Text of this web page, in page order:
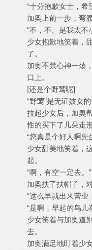
“十分抱歉女士，希
加奥上前一步，弯
“不，不。是我太不
少女抱歉地笑着，
了。
加奥不禁心神一荡
口上。
[还是个野莺呢]
“野莺”是无证妓女的
拉起少女后，加奥
性的买下了几朵走形
“您真是个好人啊先
少女甜美地笑着，
起。
“啊，有空一定去。”
加奥扶了扶帽子，
“这么早就出来营业
“是啊，早起的鸟儿
少女笑着与加奥道
去。
加奥满足地盯着少